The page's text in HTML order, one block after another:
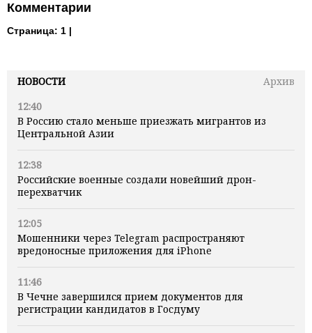
НОВОСТИ
Архив
12:40
В Россию стало меньше приезжать мигрантов из
Центральной Азии
12:38
Российские военные создали новейший дрон-
перехватчик
12:05
Мошенники через Telegram распространяют
вредоносные приложения для iPhone
11:46
В Чечне завершился прием документов для
регистрации кандидатов в Госдуму
Комментарии
Страница: 1 |